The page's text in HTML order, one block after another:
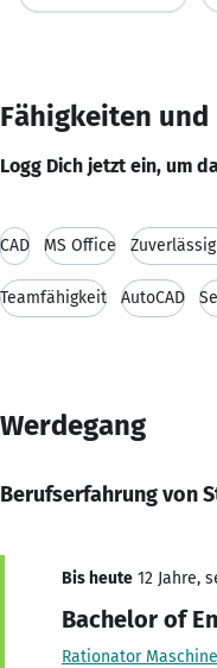
Fähigkeiten
Logg Dich jetzt ein, um
CAD MS Office
Teamfähigkeit AutoCAD
Werdegang
Berufserfahrung von
Bis heute 12 Jahre,
Bachelor of
Rationator